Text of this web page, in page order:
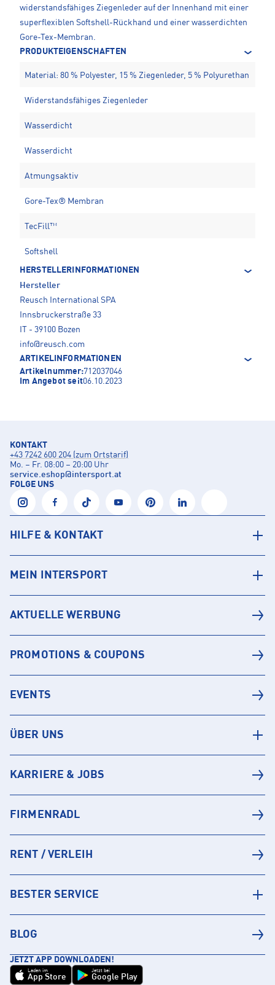
widerstandsfähiges Ziegenleder auf der Innenhand mit einer
superflexiblen Softshell-Rückhand und einer wasserdichten
Gore-Tex-Membran.
PRODUKTEIGENSCHAFTEN
Material: 80 % Polyester, 15 % Ziegenleder, 5 % Polyurethan
Widerstandsfähiges Ziegenleder
Wasserdicht
Wasserdicht
Atmungsaktiv
Gore-Tex® Membran
TecFill™
Softshell
HERSTELLERINFORMATIONEN
Hersteller
Reusch International SPA
Innsbruckerstraße 33
IT - 39100 Bozen
info@reusch.com
ARTIKELINFORMATIONEN
Artikelnummer:712037046
Im Angebot seit06.10.2023
KONTAKT
+43 7242 600 204 (zum Ortstarif)
Mo. – Fr. 08:00 – 20:00 Uhr
service.eshop@intersport.at
FOLGE UNS
HILFE & KONTAKT
MEIN INTERSPORT
AKTUELLE WERBUNG
PROMOTIONS & COUPONS
EVENTS
ÜBER UNS
KARRIERE & JOBS
FIRMENRADL
RENT / VERLEIH
BESTER SERVICE
BLOG
JETZT APP DOWNLOADEN!
Laden im
App Store
Jetzt bei
Google Play